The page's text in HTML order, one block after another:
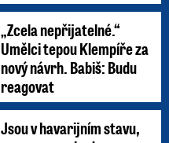
„Zcela nepřijatelné.“
Umělci tepou Klempíře za
nový návrh. Babiš: Budu
reagovat
Jsou v havarijním stavu,